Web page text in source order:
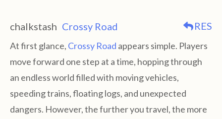
chalkstash Crossy Road RES
At first glance, Crossy Road appears simple. Players
move forward one step at a time, hopping through
an endless world filled with moving vehicles,
speeding trains, floating logs, and unexpected
dangers. However, the further you travel, the more